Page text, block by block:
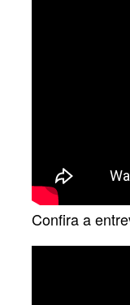
Confira a